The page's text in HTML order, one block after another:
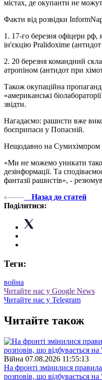
містах, де окупанти не
Факти від розвідки
1. 17-го березня офіцери
ін'єкцію Pralidoxime
2. 20 березня командний
атропіном (антидот при
Також окупаційна
«американські
звідти.
Нагадаємо: рашисти вже
боєприпаси у Попасній.
Нещодавно на Сумихімпром
«Ми не можемо уникати
дезінформації. Та
фантазії рашистів», -
Назад до статей
Поділитися:
Теги:
война
Читайте нас у Google News
Читайте нас у Telegram
Читайте також
Війна 07.08.2026 11:55:13
На фронті змінилися
розповів, що відбувається на